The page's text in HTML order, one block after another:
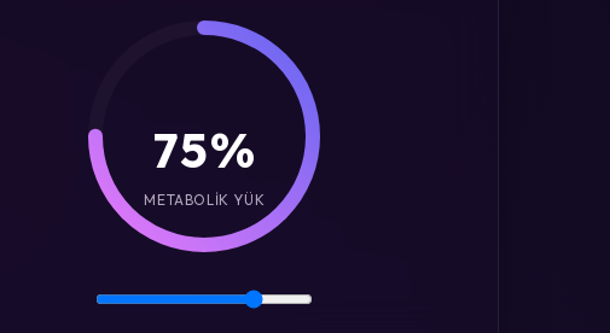
75%
METABOLIK YÜK